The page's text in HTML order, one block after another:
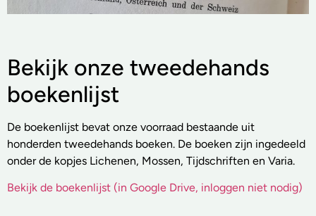
Bekijk onze tweedehands
boekenlijst
De boekenlijst bevat onze voorraad bestaande uit
honderden tweedehands boeken. De boeken zijn ingedeeld
onder de kopjes Lichenen, Mossen, Tijdschriften en Varia.
Bekijk de boekenlijst (in Google Drive, inloggen niet nodig)